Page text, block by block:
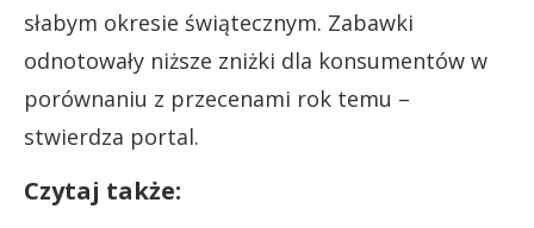
słabym okresie świątecznym. Zabawki
odnotowały niższe zniżki dla konsumentów w
porównaniu z przecenami rok temu –
stwierdza portal.
Czytaj także: